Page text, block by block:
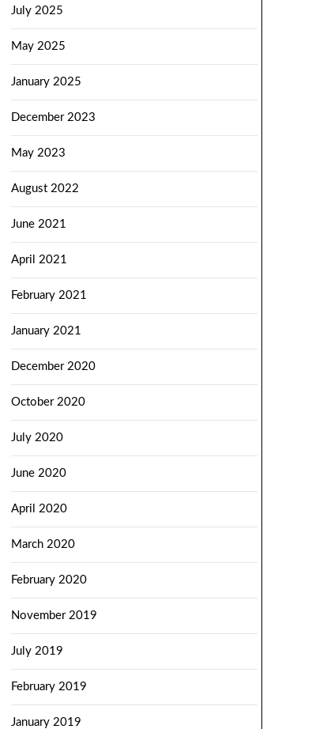
July 2025
May 2025
January 2025
December 2023
May 2023
August 2022
June 2021
April 2021
February 2021
January 2021
December 2020
October 2020
July 2020
June 2020
April 2020
March 2020
February 2020
November 2019
July 2019
February 2019
January 2019